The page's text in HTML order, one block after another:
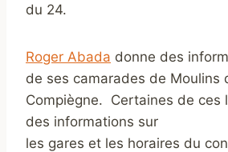
du 24.
Roger Abada donne des
de ses camarades de Moulins
Compiègne. Certaines de ces
des informations sur
les gares et les horaires du